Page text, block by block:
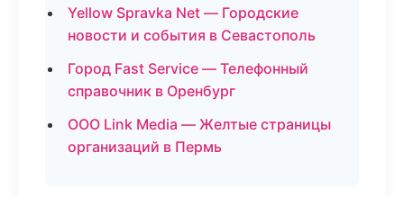
Yellow Spravka Net — Городские
новости и события в Севастополь
Город Fast Service — Телефонный
справочник в Оренбург
ООО Link Media — Желтые страницы
организаций в Пермь